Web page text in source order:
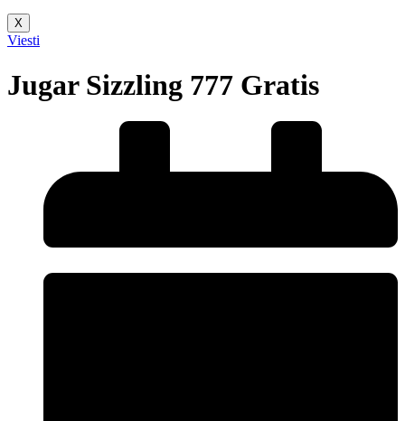
X
Viesti
Jugar Sizzling 777 Gratis